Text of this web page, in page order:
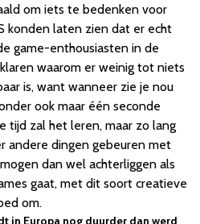
om iets te bedenken voor
konden laten zien dat er echt
game-enthousiasten in de
waarom er weinig tot niets
is, want wanneer zie je nou
ook maar één seconde
tijd zal het leren, maar zo lang
andere dingen gebeuren met
dan wel achterliggen als
gaat, met dit soort creatieve
om.
in Europa nog duurder dan werd